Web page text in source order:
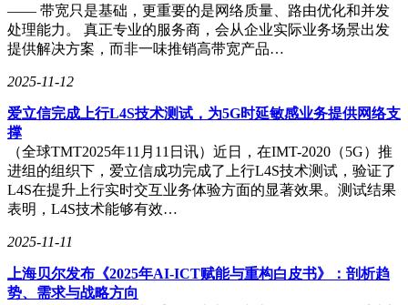
—— 带宽只是基础，更重要的是网络质量、路由优化和并发
处理能力。 真正专业的服务商，会从企业实际业务场景出发
提供解决方案，而非一味推销高带宽产品…
2025-11-12
爱立信完成上行L4S技术测试，为5G时延敏感业务提供网络支
撑
（全球TMT2025年11月11日讯）近日，在IMT-2020（5G）推
进组的组织下，爱立信成功完成了上行L4S技术测试，验证了
L4S在提升上行实时交互业务体验方面的显著效果。测试结果
表明，L4S技术能够有效…
2025-11-11
上海贝尔发布《2025年AI-ICT赋能与重构白皮书》：剖析趋
势、需求与战略方向